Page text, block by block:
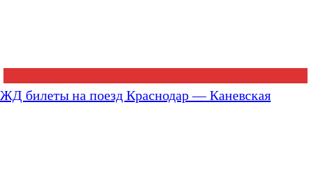
ЖД билеты на поезд Краснодар — Каневская